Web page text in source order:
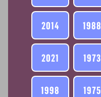
2014 1988
2021 1973
1998 1975